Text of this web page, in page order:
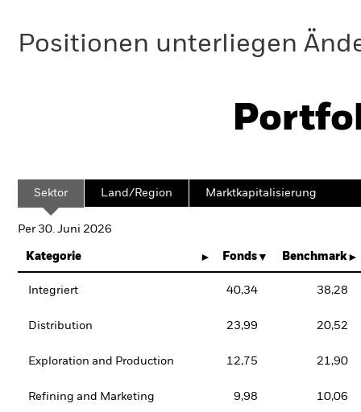
Positionen unterliegen
Sektor Land/Region Marktkapitalisierung
Per 30. Juni 2026
Kategorie Fonds Benchmark
Integriert 40,34 38,28
Distribution 23,99 20,52
Exploration and Production 12,75 21,90
Refining and Marketing 9,98 10,06